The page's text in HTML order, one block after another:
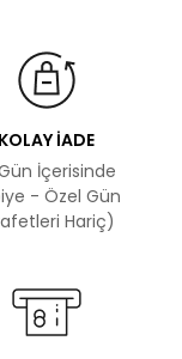
KOLAY İADE
İçerisinde
- Özel Gün
Hariç)